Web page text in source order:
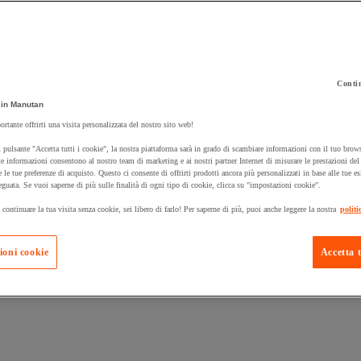
un prodotto:
Manutan Expert
Prodotti in
Manutan
offrirti una visita personalizzata del nostro sito web!
pulsante "Accetta tutti i cookie", la nostra piattaforma sarà in grado di scambiare informazioni con il tuo
informazioni consentono al nostro team di marketing e ai nostri partner Internet di misurare le prestazioni
le tue preferenze di acquisto. Questo ci consente di offrirti prodotti ancora più personalizzati in base alle tue
Se vuoi saperne di più sulle finalità di ogni tipo di cookie, clicca su "impostazioni cookie".
la tua visita senza cookie, sei libero di farlo! Per saperne di più, puoi anche leggere la nostra
Accetta
cookie